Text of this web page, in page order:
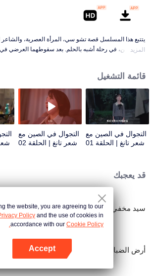
يتتبع هذا المسلسل قصة تشو سي، المرأة العصرية، والشاعر
عبر الزمن، في رحلة أشبه بالحلم. بعد سقوطهما العرضي في
صداقتهما. على طول الطريق، تتطور نظرتهما للمجتمع
تجاربهما القاسية كرفيقين مُقدّرين، تُعيد تشو سي اكتشاف
فو حلاً ويكشف عن عالمه اللامحدود وحقيقته الأعمق.
المزيد
قائمة التشغيل
التجوال في الصين مع
شعر تانغ | الحلقة 01
التجوال في الصين مع
شعر تانغ | الحلقة 02
قد يعجبك
سيد مخفي
أرض الضباب
the website, you are agreeing to our
Policy and the use of cookies in
accordance with our Cookie Policy.
Accept